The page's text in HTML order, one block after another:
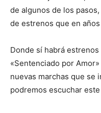
de algunos de los
de estrenos que en
Donde sí habrá
«Sentenciado por
nuevas marchas que se
podremos escuchar este